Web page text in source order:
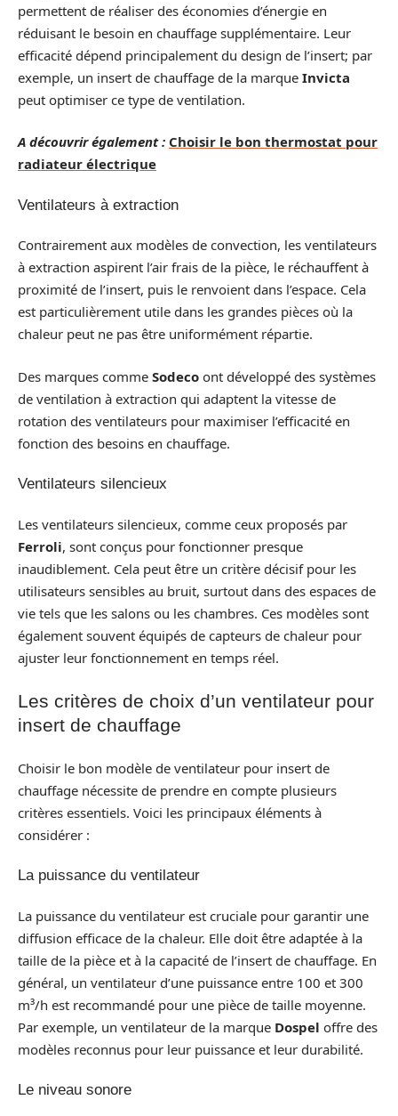
permettent de réaliser des économies d’énergie en
réduisant le besoin en chauffage supplémentaire. Leur
efficacité dépend principalement du design de l’insert; par
exemple, un insert de chauffage de la marque Invicta
peut optimiser ce type de ventilation.
A découvrir également : Choisir le bon thermostat pour
radiateur électrique
Ventilateurs à extraction
Contrairement aux modèles de convection, les ventilateurs
à extraction aspirent l’air frais de la pièce, le réchauffent à
proximité de l’insert, puis le renvoient dans l’espace. Cela
est particulièrement utile dans les grandes pièces où la
chaleur peut ne pas être uniformément répartie.
Des marques comme Sodeco ont développé des systèmes
de ventilation à extraction qui adaptent la vitesse de
rotation des ventilateurs pour maximiser l’efficacité en
fonction des besoins en chauffage.
Ventilateurs silencieux
Les ventilateurs silencieux, comme ceux proposés par
Ferroli, sont conçus pour fonctionner presque
inaudiblement. Cela peut être un critère décisif pour les
utilisateurs sensibles au bruit, surtout dans des espaces de
vie tels que les salons ou les chambres. Ces modèles sont
également souvent équipés de capteurs de chaleur pour
ajuster leur fonctionnement en temps réel.
Les critères de choix d’un ventilateur pour
insert de chauffage
Choisir le bon modèle de ventilateur pour insert de
chauffage nécessite de prendre en compte plusieurs
critères essentiels. Voici les principaux éléments à
considérer :
La puissance du ventilateur
La puissance du ventilateur est cruciale pour garantir une
diffusion efficace de la chaleur. Elle doit être adaptée à la
taille de la pièce et à la capacité de l’insert de chauffage. En
général, un ventilateur d’une puissance entre 100 et 300
m³/h est recommandé pour une pièce de taille moyenne.
Par exemple, un ventilateur de la marque Dospel offre des
modèles reconnus pour leur puissance et leur durabilité.
Le niveau sonore